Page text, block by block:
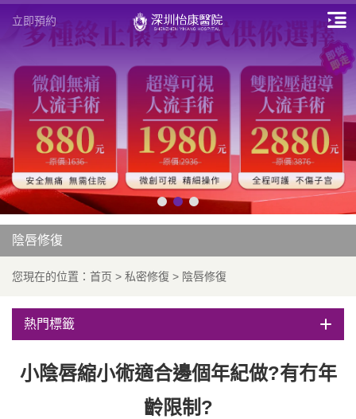
立即預約
陰唇修復
您現在的位置： 首页 > 私密修復 > 陰唇修復
熱門標籤
小陰唇縮小術適合邊個年紀做?有冇年
齡限制?